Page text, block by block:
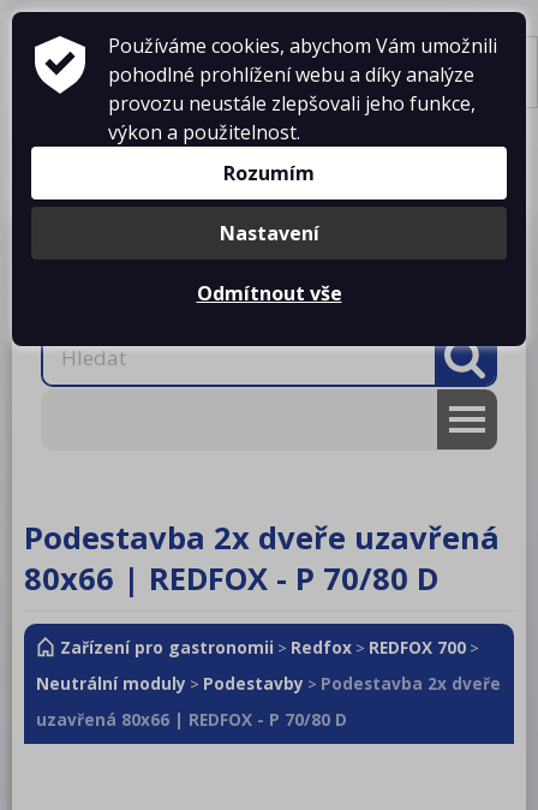
Košík je prázdný
O firmě
Projekty kuchyní
Ke stažení
RM LOTUS 600
RM LOTUS 700
RM LOTUS 900
Roboty, příprava masa a zeleniny
Pizza program
Podestavba 2x dveře uzavřená
80x66 | REDFOX - P 70/80 D
Zařízení pro gastronomii > Redfox > REDFOX 700 >
Neutrální moduly > Podestavby > Podestavba 2x dveře
uzavřená 80x66 | REDFOX - P 70/80 D
Používáme cookies, abychom Vám umožnili
pohodlné prohlížení webu a díky analýze
provozu neustále zlepšovali jeho funkce,
výkon a použitelnost.
Rozumím
Nastavení
Odmítnout vše